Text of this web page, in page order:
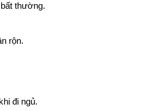
thường.
rộn.
đi ngủ.